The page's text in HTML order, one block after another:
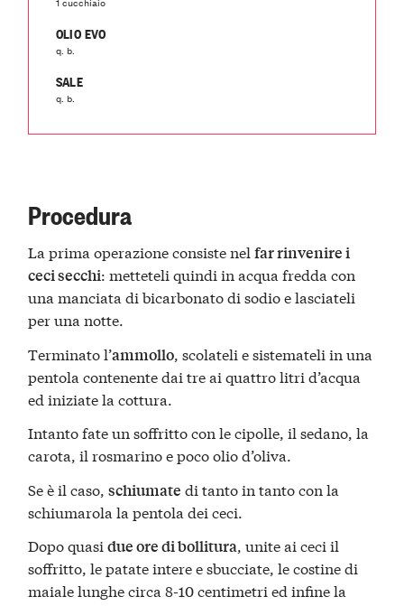
OLIO EVO
q. b.
SALE
q. b.
Procedura
La prima operazione consiste nelfar rinvenire i
ceci secchi: metteteli quindi in acqua fredda con
una manciata di bicarbonato di sodio e lasciateli
per una notte.
Terminato l’ammollo , scolateli e sistemateli in una
pentola contenente dai tre ai quattro litri d’acqua
ed iniziate la cottura.
Intanto fate un soffritto con le cipolle, il sedano, la
carota, il rosmarino e poco olio d’oliva.
Se è il caso,schiumate di tanto in tanto con la
schiumarola la pentola dei ceci.
Dopo quasidue ore di bollitura, unite ai ceci il
soffritto, le patate intere e sbucciate, le costine di
maiale lunghe circa 8-10 centimetri ed infine la